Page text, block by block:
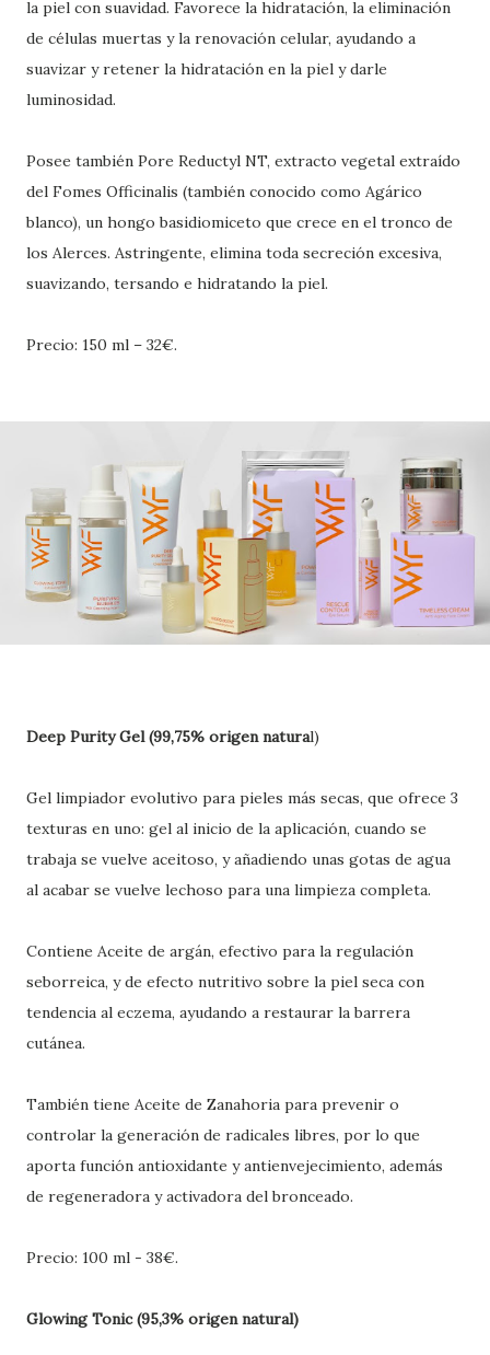
la piel con suavidad. Favorece la hidratación, la eliminación
de células muertas y la renovación celular, ayudando a
suavizar y retener la hidratación en la piel y darle
luminosidad.
Posee también Pore Reductyl NT, extracto vegetal extraído
del Fomes Officinalis (también conocido como Agárico
blanco), un hongo basidiomiceto que crece en el tronco de
los Alerces. Astringente, elimina toda secreción excesiva,
suavizando, tersando e hidratando la piel.
Precio: 150 ml – 32€.
Deep Purity Gel (99,75% origen natural)
Gel limpiador evolutivo para pieles más secas, que ofrece 3
texturas en uno: gel al inicio de la aplicación, cuando se
trabaja se vuelve aceitoso, y añadiendo unas gotas de agua
al acabar se vuelve lechoso para una limpieza completa.
Contiene Aceite de argán, efectivo para la regulación
seborreica, y de efecto nutritivo sobre la piel seca con
tendencia al eczema, ayudando a restaurar la barrera
cutánea.
También tiene Aceite de Zanahoria para prevenir o
controlar la generación de radicales libres, por lo que
aporta función antioxidante y antienvejecimiento, además
de regeneradora y activadora del bronceado.
Precio: 100 ml - 38€.
Glowing Tonic (95,3% origen natural)